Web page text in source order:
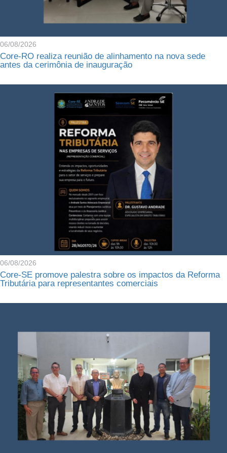
06/08/2026
Core-RO realiza reunião de alinhamento na nova sede
antes da cerimônia de inauguração
06/08/2026
Core-SE promove palestra sobre os impactos da Reforma
Tributária para representantes comerciais